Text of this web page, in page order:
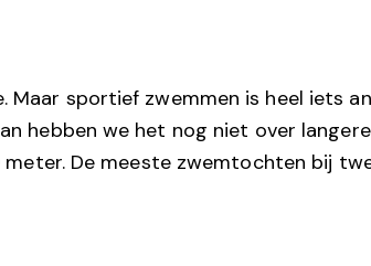
sportief zwemmen is heel iets
hebben we het nog niet over
De meeste zwemtochten bij